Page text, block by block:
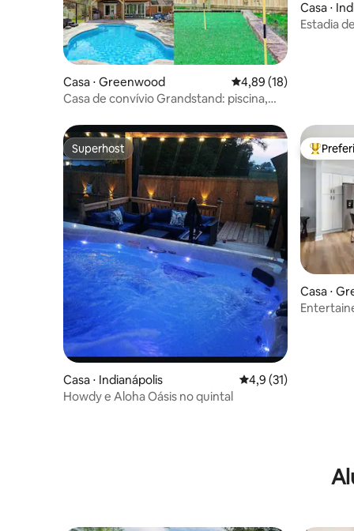
Casa ⋅ Greenwood 4,89 de uma avaliação
4,89 (18)
Casa de convívio Grandstand: piscina,
Casa ⋅
Estadia
Superhost
Superhost
Casa ⋅ Indianápolis 4,9 de uma avaliação
4,9 (31)
Howdy e Aloha Oásis no quintal
Entre
Casa ⋅